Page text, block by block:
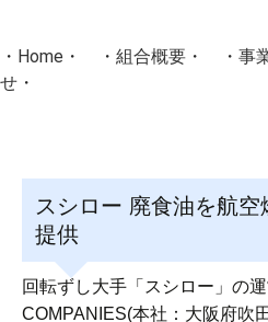
・ Home ・ ・ 組合概要 ・ ・ 事
せ ・
協同組合Masters／
国土交通省・経済産業省・農林水
Masters組合員ログイン
スシロー 廃食油を航
提供
回転ずし大手「スシロー」の
COMPANIES(本社：大阪府吹